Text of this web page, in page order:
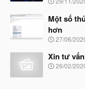
ắ
đ
ầ
u
à
y
b
ắ
đ
ầ
Một số
hơn
N
à
y
b
27/06/
Xin tư
N
26/02/